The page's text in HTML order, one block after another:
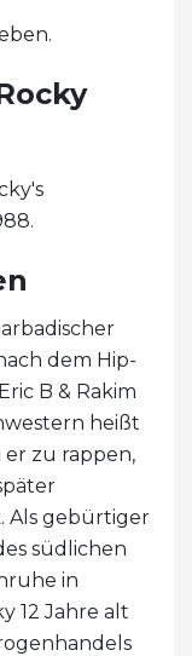
dem Hip-
B & Rakim
heißt
er zu rappen,
Als gebürtiger
südlichen
in
12 Jahre alt